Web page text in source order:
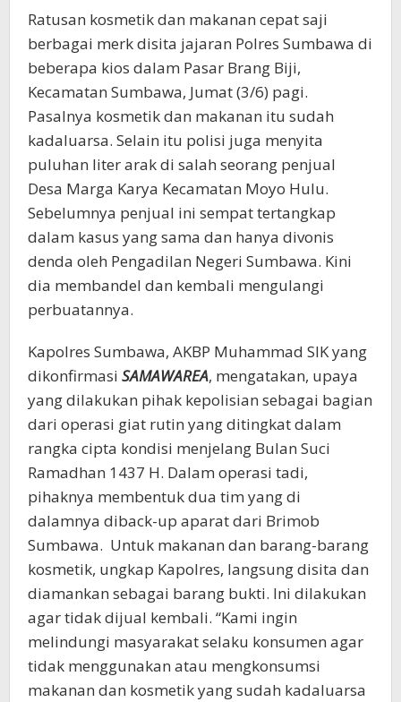
Ratusan kosmetik dan makanan cepat saji
berbagai merk disita jajaran Polres Sumbawa di
beberapa kios dalam Pasar Brang Biji,
Kecamatan Sumbawa, Jumat (3/6) pagi.
Pasalnya kosmetik dan makanan itu sudah
kadaluarsa. Selain itu polisi juga menyita
puluhan liter arak di salah seorang penjual
Desa Marga Karya Kecamatan Moyo Hulu.
Sebelumnya penjual ini sempat tertangkap
dalam kasus yang sama dan hanya divonis
denda oleh Pengadilan Negeri Sumbawa. Kini
dia membandel dan kembali mengulangi
perbuatannya.
Kapolres Sumbawa, AKBP Muhammad SIK yang
dikonfirmasi SAMAWAREA, mengatakan, upaya
yang dilakukan pihak kepolisian sebagai bagian
dari operasi giat rutin yang ditingkat dalam
rangka cipta kondisi menjelang Bulan Suci
Ramadhan 1437 H. Dalam operasi tadi,
pihaknya membentuk dua tim yang di
dalamnya diback-up aparat dari Brimob
Sumbawa. Untuk makanan dan barang-barang
kosmetik, ungkap Kapolres, langsung disita dan
diamankan sebagai barang bukti. Ini dilakukan
agar tidak dijual kembali. “Kami ingin
melindungi masyarakat selaku konsumen agar
tidak menggunakan atau mengkonsumsi
makanan dan kosmetik yang sudah kadaluarsa